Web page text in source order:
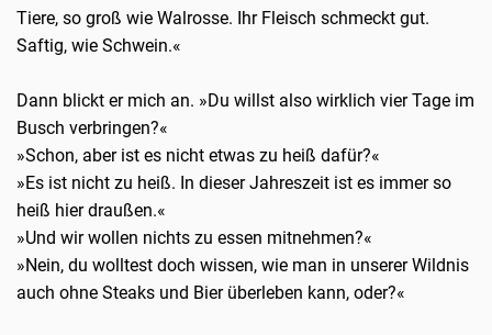
Tiere, so groß wie Walrosse. Ihr Fleisch schmeckt gut.
Saftig, wie Schwein.«
Dann blickt er mich an. »Du willst also wirklich vier Tage im
Busch verbringen?«
»Schon, aber ist es nicht etwas zu heiß dafür?«
»Es ist nicht zu heiß. In dieser Jahreszeit ist es immer so
heiß hier draußen.«
»Und wir wollen nichts zu essen mitnehmen?«
»Nein, du wolltest doch wissen, wie man in unserer Wildnis
auch ohne Steaks und Bier überleben kann, oder?«